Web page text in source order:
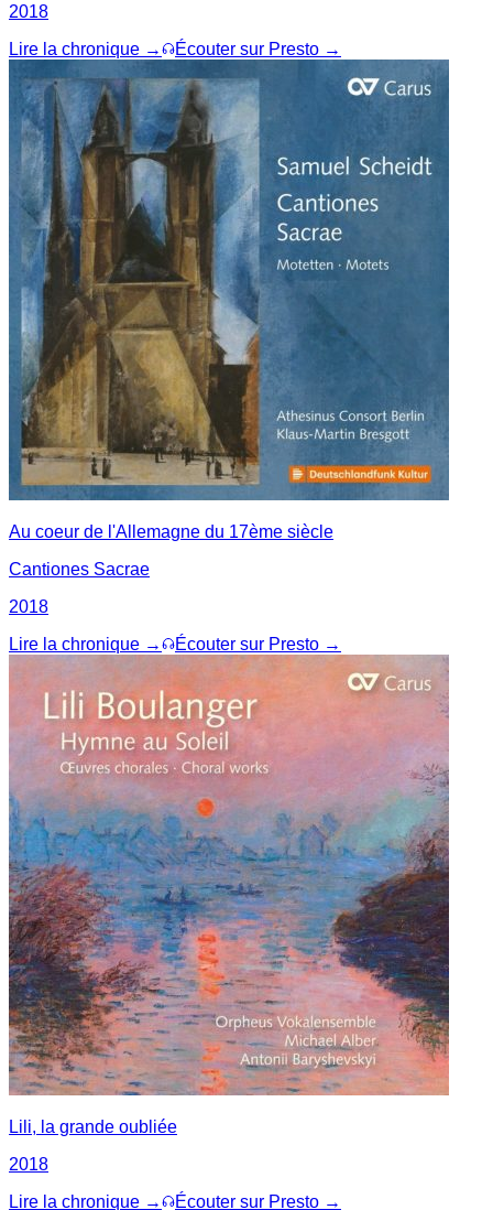
2018
Lire la chronique →
Écouter sur Presto →
Au coeur de l'Allemagne du 17ème siècle
Cantiones Sacrae
2018
Lire la chronique →
Écouter sur Presto →
Lili, la grande oubliée
2018
Lire la chronique →
Écouter sur Presto →